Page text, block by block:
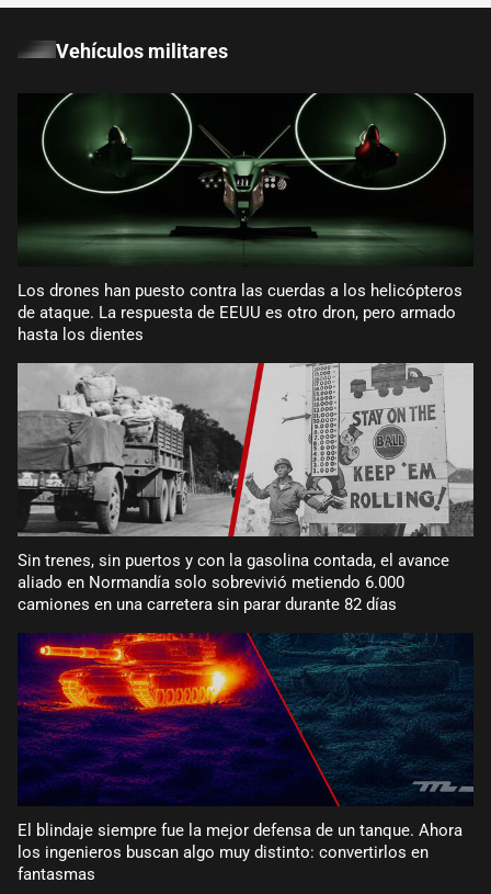
Vehículos militares
Los drones han puesto contra las cuerdas a los helicópteros
de ataque. La respuesta de EEUU es otro dron, pero armado
hasta los dientes
Sin trenes, sin puertos y con la gasolina contada, el avance
aliado en Normandía solo sobrevivió metiendo 6.000
camiones en una carretera sin parar durante 82 días
El blindaje siempre fue la mejor defensa de un tanque. Ahora
los ingenieros buscan algo muy distinto: convertirlos en
fantasmas